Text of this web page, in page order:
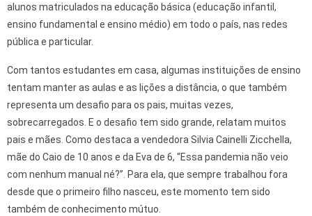
alunos matriculados na educação básica (educação infantil,
ensino fundamental e ensino médio) em todo o país, nas redes
pública e particular.
Com tantos estudantes em casa, algumas instituições de ensino
tentam manter as aulas e as lições a distância, o que também
representa um desafio para os pais, muitas vezes,
sobrecarregados. E o desafio tem sido grande, relatam muitos
pais e mães. Como destaca a vendedora Silvia Cainelli Zicchella,
mãe do Caio de 10 anos e da Eva de 6, “Essa pandemia não veio
com nenhum manual né?”. Para ela, que sempre trabalhou fora
desde que o primeiro filho nasceu, este momento tem sido
também de conhecimento mútuo.